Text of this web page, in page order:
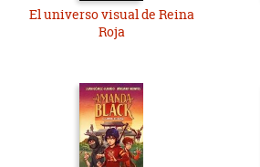
El universo visual de Reina
Roja